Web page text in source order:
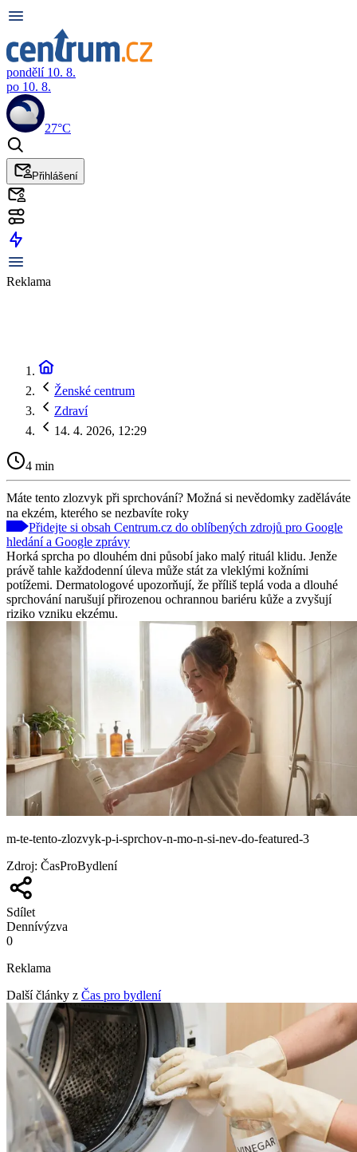
pondělí 10. 8.
po 10. 8.
27°C
Přihlášení
Reklama
Ženské centrum
Zdraví
14. 4. 2026, 12:29
4 min
Máte tento zlozvyk při sprchování? Možná si nevědomky zaděláváte
na ekzém, kterého se nezbavíte roky
Přidejte si obsah Centrum.cz do oblíbených zdrojů pro Google
hledání a Google zprávy
Horká sprcha po dlouhém dni působí jako malý rituál klidu. Jenže
právě tahle každodenní úleva může stát za vleklými kožními
potížemi. Dermatologové upozorňují, že příliš teplá voda a dlouhé
sprchování narušují přirozenou ochrannou bariéru kůže a zvyšují
riziko vzniku ekzému.
m-te-tento-zlozvyk-p-i-sprchov-n-mo-n-si-nev-do-featured-3
Zdroj: ČasProBydlení
Sdílet
Dennívýzva
0
Reklama
Další články z Čas pro bydlení